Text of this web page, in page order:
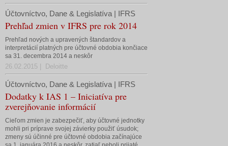
Účtovníctvo, Dane & Legislatíva | IFRS
Prehľad zmien v IFRS pre rok 2014
Prehľad nových a upravených štandardov a
interpretácií platných pre účtovné obdobia končiace
sa 31. decembra 2014 a neskôr
26.02.2015 | Deloitte
Účtovníctvo, Dane & Legislatíva | IFRS
Dodatky k IAS 1 – Iniciatíva pre
zverejňovanie informácií
Cieľom zmien je zabezpečiť, aby účtovné jednotky
mohli pri príprave svojej závierky použiť úsudok;
zmeny sú účinné pre účtovné obdobia začínajúce